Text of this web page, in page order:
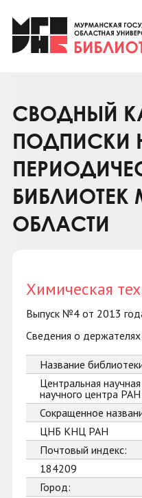
Клуб «Гиря и
Клуб
Коллегам
Контакты
СВОДНЫЙ
ПОДПИСКИ
ОБЛАСТИ
Химическая
Выпуск №4 от 2013
Сведения о держателях
Название
Центральная
научного центра РАН
Сокращенное
ЦНБ КНЦ РАН
Почтовый индекс:
184209
Город: